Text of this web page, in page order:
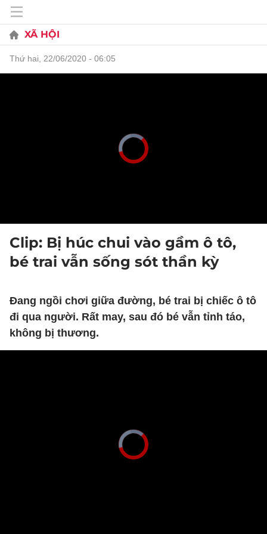
XÃ HỘI
thứ hai, 22/06/2020 - 06:05
Clip: Bị húc chui vào gầm ô tô,
bé trai vẫn sống sót thần kỳ
Đang ngồi chơi giữa đường, bé trai bị chiếc ô tô
đi qua người. Rất may, sau đó bé vẫn tỉnh táo,
không bị thương.